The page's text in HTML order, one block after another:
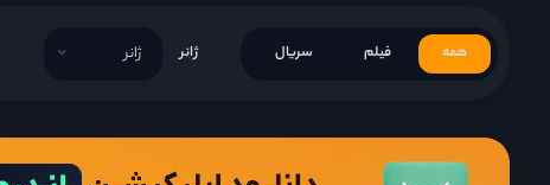
همه فیلم سریال ژانر ژانر